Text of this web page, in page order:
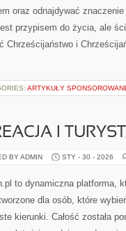
oraz odnajdywać
przypisem do życia, ale
Chrześcijaństwo i
ARTYKUŁY
I
BY ADMIN STY - 30 - 2026
to dynamiczna platforma,
dla osób, które
kierunki. Całość została